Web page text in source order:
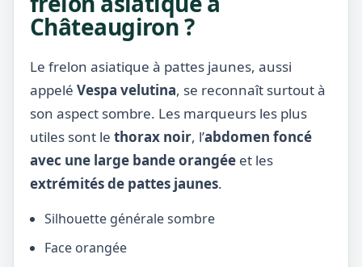
Châteaugiron ?
Le frelon asiatique à pattes jaunes, aussi
appelé Vespa velutina, se reconnaît surtout à
son aspect sombre. Les marqueurs les plus
utiles sont le thorax noir, l’abdomen foncé
avec une large bande orangée et les
extrémités de pattes jaunes.
Silhouette générale sombre
Face orangée